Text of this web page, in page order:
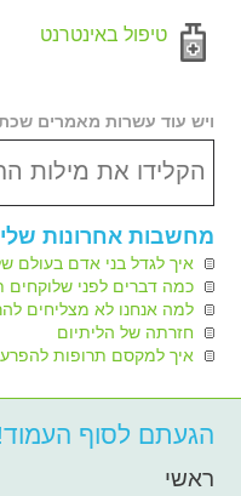
טיפול באינטרנט
ויש עוד עשרות מאמרים
מחשבות אחרונות שלי
איך לגדל בני אדם בעולם
כמה דברים לפני שלוקחים
למה אנחנו לא מצליחים
חזרתה של הליתיום
איך למקסם תרופות
הגעתם לסוף
ראשי